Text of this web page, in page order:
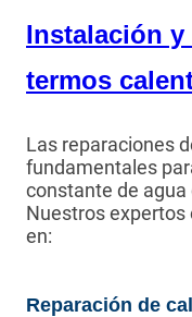
Instalación y
termos
Las reparaciones
fundamentales
constante de agua
Nuestros expertos
en:
Reparación de